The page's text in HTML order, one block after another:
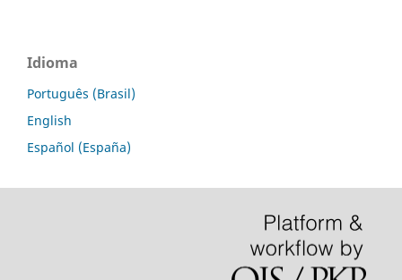
Idioma
Português (Brasil)
English
Español (España)